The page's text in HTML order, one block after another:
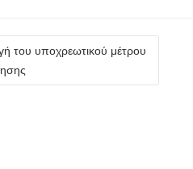
του υποχρεωτικού μέτρου